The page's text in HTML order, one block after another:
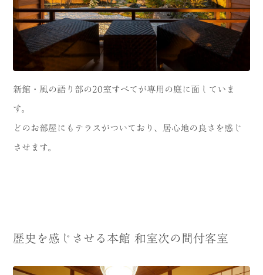
新館・風の語り部の20室すべてが専用の庭に面していま
す。
どのお部屋にもテラスがついており、居心地の良さを感じ
させます。
歴史を感じさせる本館 和室次の間付客室